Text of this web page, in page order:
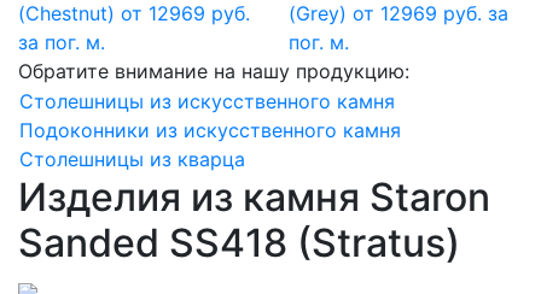
(Chestnut) от 12969 руб.
за пог. м.
(Grey) от 12969 руб. за
пог. м.
Обратите внимание на нашу продукцию:
Столешницы из искусственного камня
Подоконники из искусственного камня
Столешницы из кварца
Изделия из камня Staron
Sanded SS418 (Stratus)